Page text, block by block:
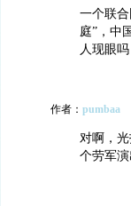
一个联
庭”，中
人现眼吗
作者： pumbaa
对啊，
个劳军演